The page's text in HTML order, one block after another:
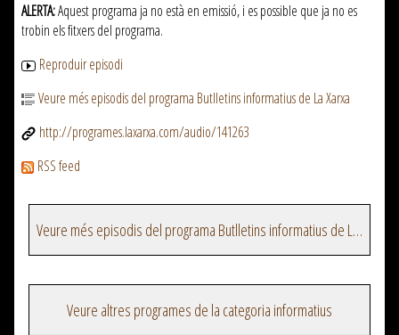
ALERTA:Aquest programa ja no està en emissió, i es possible que ja no es
trobin els fitxers del programa.
Reproduir episodi
Veure més episodis del programa Butlletins informatius de La Xarxa
http://programes.laxarxa.com/audio/141263
RSS feed
Veure més episodis del programa Butlletins informatius de La Xarxa
Veure altres programes de la categoria informatius